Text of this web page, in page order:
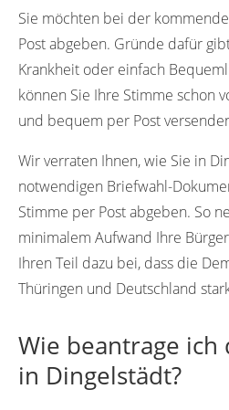
Sie möchten bei der
Post abgeben. Gründe dafür
Krankheit oder einfach
können Sie Ihre Stimme schon
und bequem per Post
Wir verraten Ihnen, wie Sie in
notwendigen Briefwahl-
Stimme per Post abgeben. So
minimalem Aufwand Ihre
Ihren Teil dazu bei, dass die
Thüringen und Deutschland
Wie beantrage ich
in Dingelstädt?